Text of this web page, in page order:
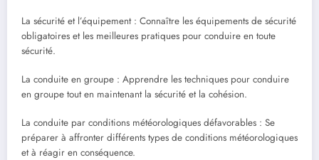
La sécurité et l’équipement : Connaître les équipements de sécurité
obligatoires et les meilleures pratiques pour conduire en toute
sécurité.
La conduite en groupe : Apprendre les techniques pour conduire
en groupe tout en maintenant la sécurité et la cohésion.
La conduite par conditions météorologiques défavorables : Se
préparer à affronter différents types de conditions météorologiques
et à réagir en conséquence.